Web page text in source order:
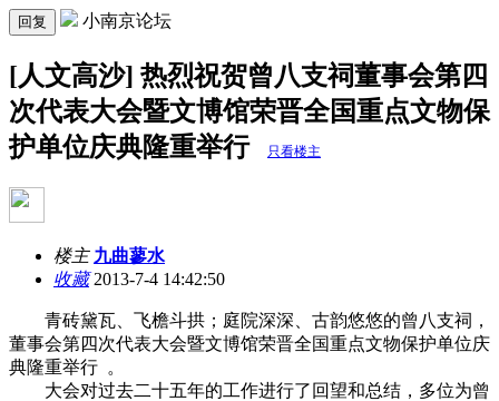
回复 小南京论坛
[人文高沙] 热烈祝贺曾八支祠董事会第四
次代表大会暨文博馆荣晋全国重点文物保
护单位庆典隆重举行
只看楼主
楼主 九曲蓼水
收藏2013-7-4 14:42:50
青砖黛瓦、飞檐斗拱；庭院深深、古韵悠悠的曾八支祠，
董事会第四次代表大会暨文博馆荣晋全国重点文物保护单位庆
典隆重举行 。
大会对过去二十五年的工作进行了回望和总结，多位为曾